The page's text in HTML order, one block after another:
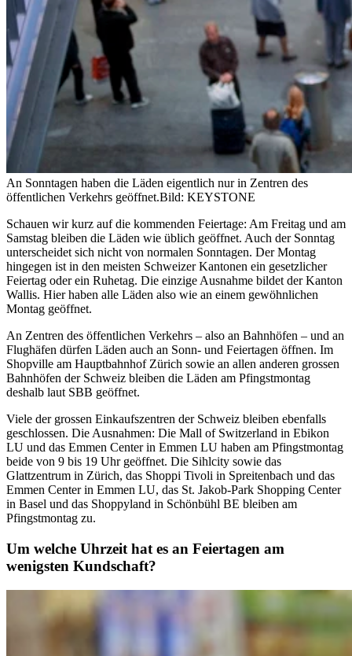
An Sonntagen haben die Läden eigentlich nur in Zentren des
öffentlichen Verkehrs geöffnet.Bild: KEYSTONE
Schauen wir kurz auf die kommenden Feiertage: Am Freitag und am
Samstag bleiben die Läden wie üblich geöffnet. Auch der Sonntag
unterscheidet sich nicht von normalen Sonntagen. Der Montag
hingegen ist in den meisten Schweizer Kantonen ein gesetzlicher
Feiertag oder ein Ruhetag. Die einzige Ausnahme bildet der Kanton
Wallis. Hier haben alle Läden also wie an einem gewöhnlichen
Montag geöffnet.
An Zentren des öffentlichen Verkehrs – also an Bahnhöfen – und an
Flughäfen dürfen Läden auch an Sonn- und Feiertagen öffnen. Im
Shopville am Hauptbahnhof Zürich sowie an allen anderen grossen
Bahnhöfen der Schweiz bleiben die Läden am Pfingstmontag
deshalb laut SBB geöffnet.
Viele der grossen Einkaufszentren der Schweiz bleiben ebenfalls
geschlossen. Die Ausnahmen: Die Mall of Switzerland in Ebikon
LU und das Emmen Center in Emmen LU haben am Pfingstmontag
beide von 9 bis 19 Uhr geöffnet. Die Sihlcity sowie das
Glattzentrum in Zürich, das Shoppi Tivoli in Spreitenbach und das
Emmen Center in Emmen LU, das St. Jakob-Park Shopping Center
in Basel und das Shoppyland in Schönbühl BE bleiben am
Pfingstmontag zu.
Um welche Uhrzeit hat es an Feiertagen am
wenigsten Kundschaft?